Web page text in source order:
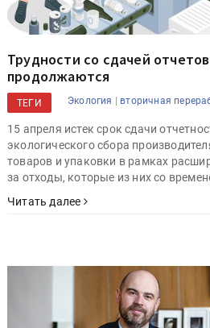
Трудности со сдачей
продолжаются
ТЕГИ Экология | вторичная
15 апреля истек срок сдачи
экологического сбора
товаров и упаковки в рамках
за отходы, которые из них со
Читать далее